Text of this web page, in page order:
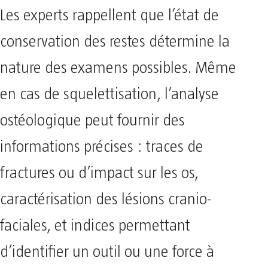
Les experts rappellent que l’état de
conservation des restes détermine la
nature des examens possibles. Même
en cas de squelettisation, l’analyse
ostéologique peut fournir des
informations précises : traces de
fractures ou d’impact sur les os,
caractérisation des lésions cranio-
faciales, et indices permettant
d’identifier un outil ou une force à